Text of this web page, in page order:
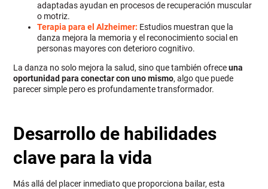
adaptadas ayudan en procesos de recuperación muscular
o motriz.
Terapia para el Alzheimer: Estudios muestran que la
danza mejora la memoria y el reconocimiento social en
personas mayores con deterioro cognitivo.
La danza no solo mejora la salud, sino que también ofreceuna
oportunidad para conectar con uno mismo, algo que puede
parecer simple pero es profundamente transformador.
Desarrollo de habilidades
clave para la vida
Más allá del placer inmediato que proporciona bailar, esta